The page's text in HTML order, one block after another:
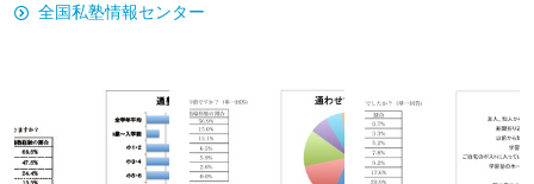
全国私塾情報センター